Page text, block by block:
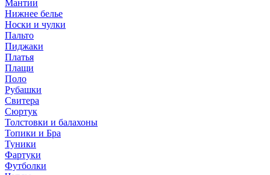
Мантии
Нижнее белье
Носки и чулки
Пальто
Пиджаки
Платья
Плащи
Поло
Рубашки
Свитера
Сюртук
Толстовки и балахоны
Топики и Бра
Туники
Фартуки
Футболки